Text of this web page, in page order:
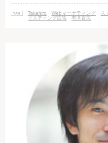
ばしています。 スマートフォンユー
SNSのフェイスブックが第3四半期
Takahiro Webマーケティング
ス
リスティング広告
有滝貴広